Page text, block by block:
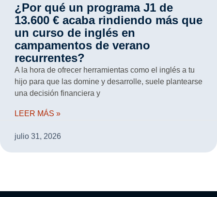
¿Por qué un programa J1 de
13.600 € acaba rindiendo más que
un curso de inglés en
campamentos de verano
recurrentes?
A la hora de ofrecer herramientas como el inglés a tu
hijo para que las domine y desarrolle, suele plantearse
una decisión financiera y
LEER MÁS »
julio 31, 2026